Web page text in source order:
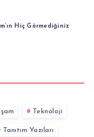
Hiç Görmediğiniz
Teknoloji
Tanıtım Yazıları